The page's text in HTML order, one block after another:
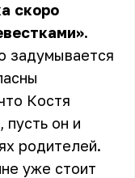
скоро
задумывается
Костя
он и
родителей.
уже стоит